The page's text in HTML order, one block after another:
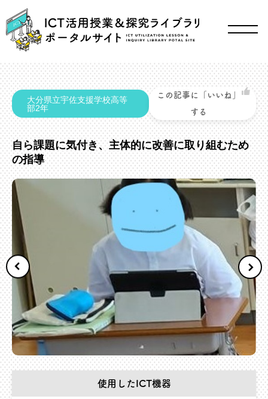
大分県立宇佐支援学校高等
部2年
この記事に「いいね」
する
自ら課題に気付き、主体的に改善に取り組むため
の指導
使用したICT機器